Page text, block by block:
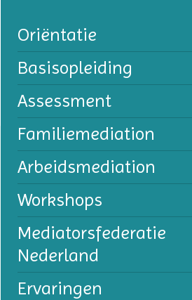
Oriëntatie
Basisopleiding
Assessment
Familie­mediation
Arbeidsmediation
Workshops
Mediatorsfederatie
Nederland
Ervaringen